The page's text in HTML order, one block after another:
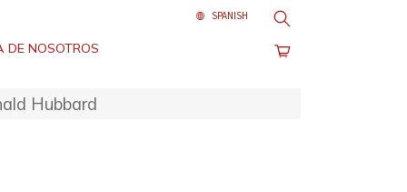
DE NOSOTROS
Buscar
Hubbard